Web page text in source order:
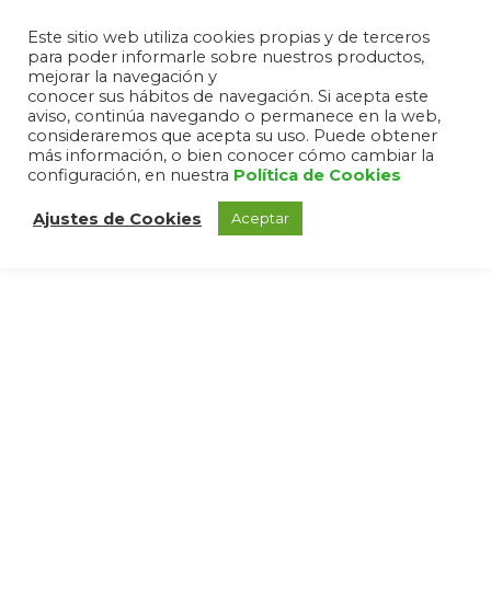
Este sitio web utiliza cookies propias y de terceros
para poder informarle sobre nuestros productos,
mejorar la navegación y
conocer sus hábitos de navegación. Si acepta este
aviso, continúa navegando o permanece en la web,
consideraremos que acepta su uso. Puede obtener
más información, o bien conocer cómo cambiar la
configuración, en nuestra Política de Cookies
Ajustes de Cookies Aceptar